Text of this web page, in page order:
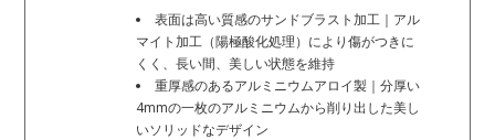
表面は高い質感のサンドブラスト加工｜アル
マイト加工（陽極酸化処理）により傷がつきに
くく、長い間、美しい状態を維持
重厚感のあるアルミニウムアロイ製｜分厚い
4mmの一枚のアルミニウムから削り出した美し
いソリッドなデザイン